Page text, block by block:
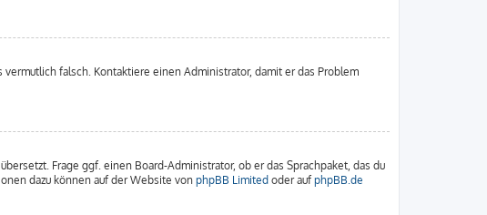
falsch. Kontaktiere einen Administrator, damit er das Problem
Frage ggf. einen Board-Administrator, ob er das Sprachpaket, das du
dazu können auf der Website von phpBB Limited oder auf phpBB.de